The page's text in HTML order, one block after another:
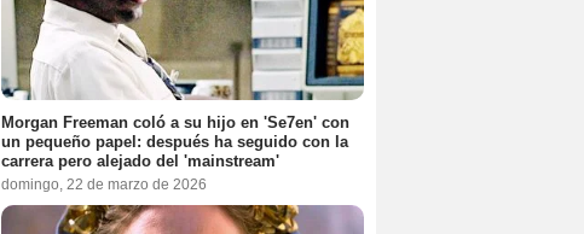
Morgan Freeman coló a su hijo en 'Se7en' con
un pequeño papel: después ha seguido con la
carrera pero alejado del 'mainstream'
domingo, 22 de marzo de 2026